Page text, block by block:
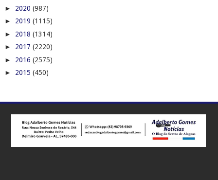
► 2020 (987)
► 2019 (1115)
► 2018 (1314)
► 2017 (2220)
► 2016 (2575)
► 2015 (450)